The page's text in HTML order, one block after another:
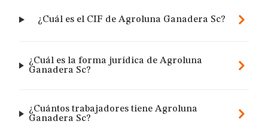
¿Cuál es el CIF de Agroluna Ganadera Sc?
¿Cuál es la forma jurídica de Agroluna
Ganadera Sc?
¿Cuántos trabajadores tiene Agroluna
Ganadera Sc?